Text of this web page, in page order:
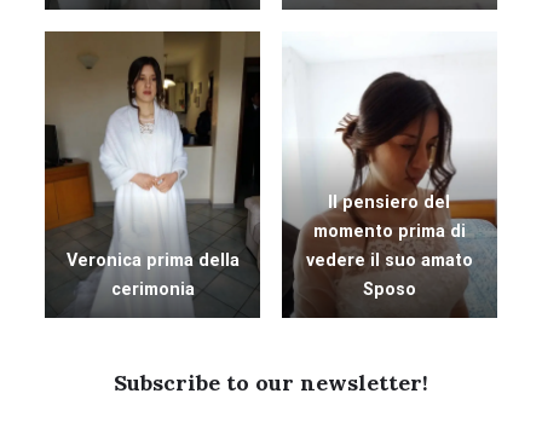
Veronica prima della
cerimonia
Il pensiero del
momento prima di
vedere il suo amato
Sposo
Subscribe to our newsletter!